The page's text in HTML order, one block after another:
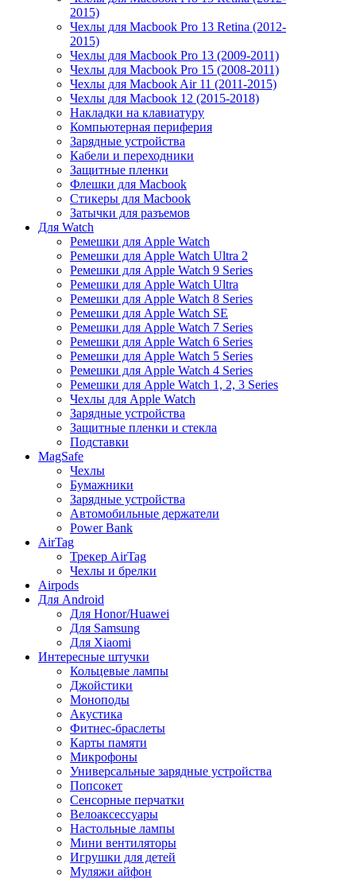
2015)
Чехлы для Macbook Pro 13 Retina (2012-
2015)
Чехлы для Macbook Pro 13 (2009-2011)
Чехлы для Macbook Pro 15 (2008-2011)
Чехлы для Macbook Air 11 (2011-2015)
Чехлы для Macbook 12 (2015-2018)
Накладки на клавиатуру
Компьютерная периферия
Зарядные устройства
Кабели и переходники
Защитные пленки
Флешки для Macbook
Стикеры для Macbook
Затычки для разъемов
Для Watch
Ремешки для Apple Watch
Ремешки для Apple Watch Ultra 2
Ремешки для Apple Watch 9 Series
Ремешки для Apple Watch Ultra
Ремешки для Apple Watch 8 Series
Ремешки для Apple Watch SE
Ремешки для Apple Watch 7 Series
Ремешки для Apple Watch 6 Series
Ремешки для Apple Watch 5 Series
Ремешки для Apple Watch 4 Series
Ремешки для Apple Watch 1, 2, 3 Series
Чехлы для Apple Watch
Зарядные устройства
Защитные пленки и стекла
Подставки
MagSafe
Чехлы
Бумажники
Зарядные устройства
Автомобильные держатели
Power Bank
AirTag
Трекер AirTag
Чехлы и брелки
Airpods
Для Android
Для Honor/Huawei
Для Samsung
Для Xiaomi
Интересные штучки
Кольцевые лампы
Джойстики
Моноподы
Акустика
Фитнес-браслеты
Карты памяти
Микрофоны
Универсальные зарядные устройства
Попсокет
Сенсорные перчатки
Велоаксессуары
Настольные лампы
Мини вентиляторы
Игрушки для детей
Муляжи айфон